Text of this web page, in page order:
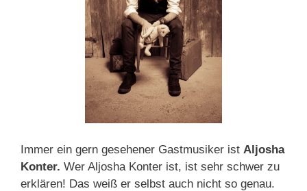
Immer ein gern gesehener Gastmusiker ist Aljosha
Konter. Wer Aljosha Konter ist, ist sehr schwer zu
erklären! Das weiß er selbst auch nicht so genau.